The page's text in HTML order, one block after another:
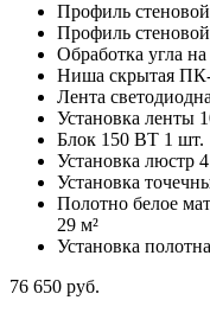
Профиль
Профиль
Обработка угла
Ниша скрытая
Лента
Установка ленты
Блок 150 ВТ 1 шт.
Установка люстр
Установка
Полотно белое
29 м²
Установка полотна
76 650 руб.